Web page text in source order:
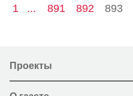
1 ... 891 892 893
Проекты